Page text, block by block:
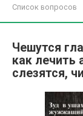
Список вопросов
Чешутся
как лечить
слезятся,